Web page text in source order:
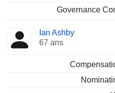
Governance
Ian Ashby
67 ans